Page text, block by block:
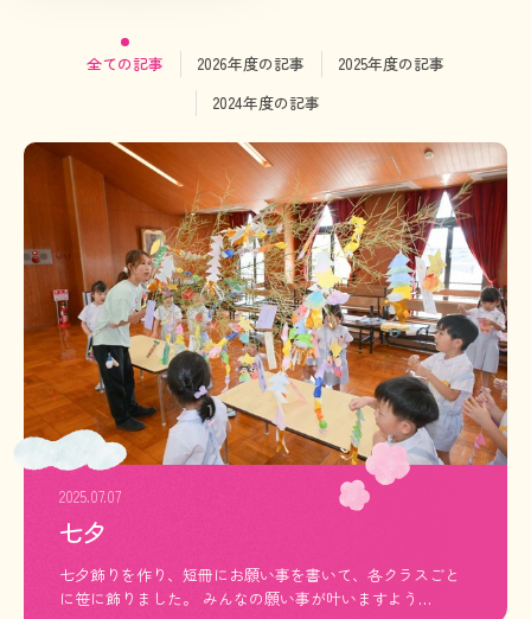
採用情報プライバシーポリシー
学園の情報公開について 幼稚園事業報告書(PDF)
全ての記事 2026年度の記事
2025年度の記事
2024年度の記事
2025.07.07
七夕
七夕飾りを作り、短冊にお願い事を書いて、各クラスごと
に笹に飾りました。 みんなの願い事が叶いますよう